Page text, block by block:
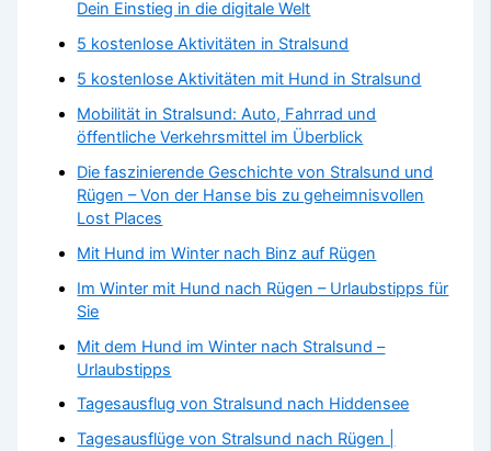
Dein Einstieg in die digitale Welt
5 kostenlose Aktivitäten in Stralsund
5 kostenlose Aktivitäten mit Hund in Stralsund
Mobilität in Stralsund: Auto, Fahrrad und
öffentliche Verkehrsmittel im Überblick
Die faszinierende Geschichte von Stralsund und
Rügen – Von der Hanse bis zu geheimnisvollen
Lost Places
Mit Hund im Winter nach Binz auf Rügen
Im Winter mit Hund nach Rügen – Urlaubstipps für
Sie
Mit dem Hund im Winter nach Stralsund –
Urlaubstipps
Tagesausflug von Stralsund nach Hiddensee
Tagesausflüge von Stralsund nach Rügen |